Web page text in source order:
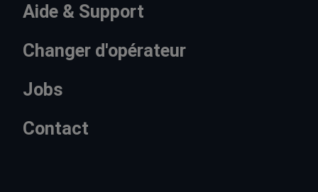
Aide & Support
Changer d'opérateur
Jobs
Contact